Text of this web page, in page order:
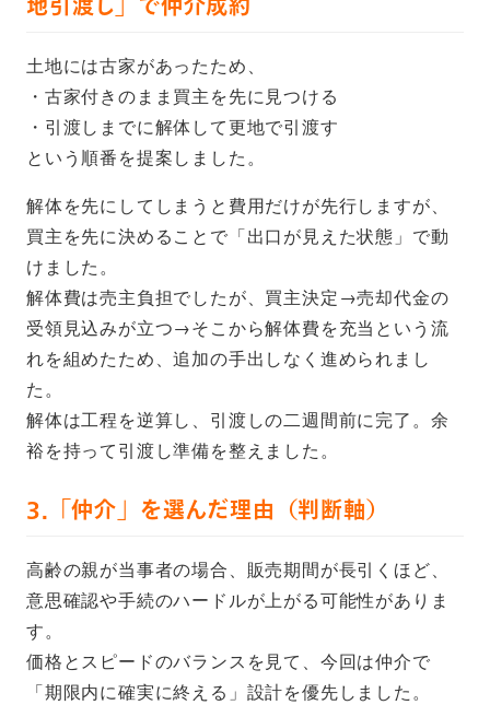
地引渡し」で仲介成約
土地には古家があったため、
・古家付きのまま買主を先に見つける
・引渡しまでに解体して更地で引渡す
という順番を提案しました。
解体を先にしてしまうと費用だけが先行しますが、
買主を先に決めることで「出口が見えた状態」で動
けました。
解体費は売主負担でしたが、買主決定→売却代金の
受領見込みが立つ→そこから解体費を充当という流
れを組めたため、追加の手出しなく進められまし
た。
解体は工程を逆算し、引渡しの二週間前に完了。余
裕を持って引渡し準備を整えました。
3.「仲介」を選んだ理由（判断軸）
高齢の親が当事者の場合、販売期間が長引くほど、
意思確認や手続のハードルが上がる可能性がありま
す。
価格とスピードのバランスを見て、今回は仲介で
「期限内に確実に終える」設計を優先しました。